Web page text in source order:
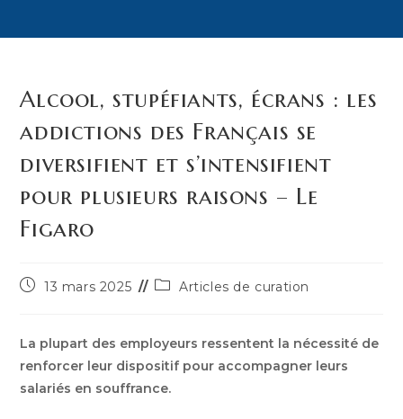
Alcool, stupéfiants, écrans : les
addictions des Français se
diversifient et s’intensifient
pour plusieurs raisons – Le
Figaro
Publication
13 mars 2025
PostArticles de curation
La plupart des employeurs ressentent la nécessité de
renforcer leur dispositif pour accompagner leurs
salariés en souffrance.